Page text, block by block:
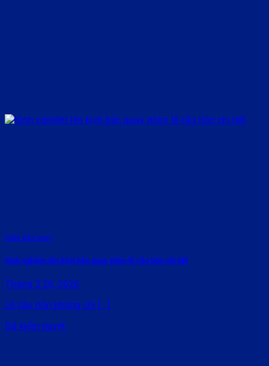
Rate this post
Kinh nghiệm lên kịch bản quay phim lễ cầu hôn chi tiết
Tháng 3 26, 2026
Lễ cầu hôn không chỉ [...]
Đã kiểm duyệt